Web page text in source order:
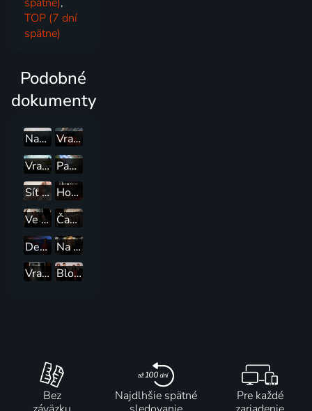
TOP (7 dní
spätne)
Podobné
dokumenty
Naprosté ticho
Vražedné nahrávky
Vražda v srdci země
Pandořina skříňka: Rozpoutání zla
Síť lží
House of Horrors: Kidnapped
Ve jménu spravedlnosti
Časopis People vyšetřuje
Deadline: Vyšetřování s Tamron Hallovou
Na stopě s Paulou Zahnovou
Vražda přichází
Blood Relatives
Bez
Najdlhšie spätné
Pre každé